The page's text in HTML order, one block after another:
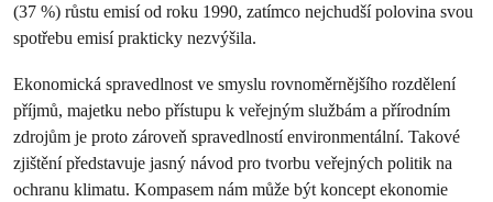
(37 %) růstu emisí od roku 1990, zatímco nejchudší polovina svou
spotřebu emisí prakticky nezvýšila.
Ekonomická spravedlnost ve smyslu rovnoměrnějšího rozdělení
příjmů, majetku nebo přístupu k veřejným službám a přírodním
zdrojům je proto zároveň spravedlností environmentální. Takové
zjištění představuje jasný návod pro tvorbu veřejných politik na
ochranu klimatu. Kompasem nám může být koncept ekonomie